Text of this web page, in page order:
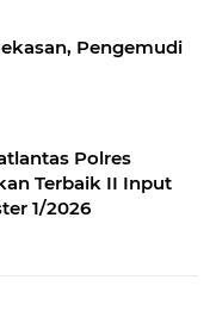
Pengemudi
Polres
Terbaik II Input
1/2026